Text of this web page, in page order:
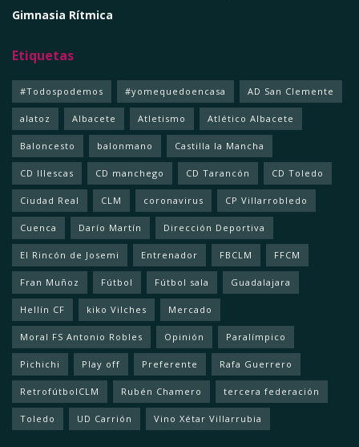
Gimnasia Rítmica
Etiquetas
#Todospodemos #yomequedoencasa AD San Clemente
alatoz Albacete Atletismo Atlético Albacete
Baloncesto balonmano Castilla la Mancha
CD Illescas CD manchego CD Tarancón CD Toledo
Ciudad Real CLM coronavirus CP Villarrobledo
Cuenca Darío Martín Dirección Deportiva
El Rincón de Josemi Entrenador FBCLM FFCM
Fran Muñoz Fútbol Fútbol sala Guadalajara
Hellín CF kiko Vilches Mercado
Moral FS Antonio Robles Opinión Paralímpico
Pichichi Play off Preferente Rafa Guerrero
RetrofútbolCLM Rubén Chamero tercera federación
Toledo UD Carrión Vino Xétar Villarrubia